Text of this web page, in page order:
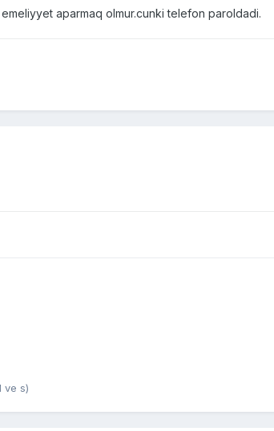
aparmaq olmur.cunki telefon paroldadi.
ve s)